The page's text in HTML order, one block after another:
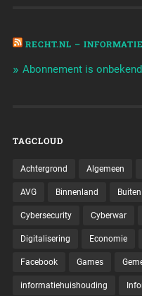
RECHT.NL –
Abonnement is
TAGCLOUD
Achtergrond Algemeen
AVG Binnenland
Cybersecurity Cyberwar
Digitalisering Economie
Facebook Games
informatiehuishouding